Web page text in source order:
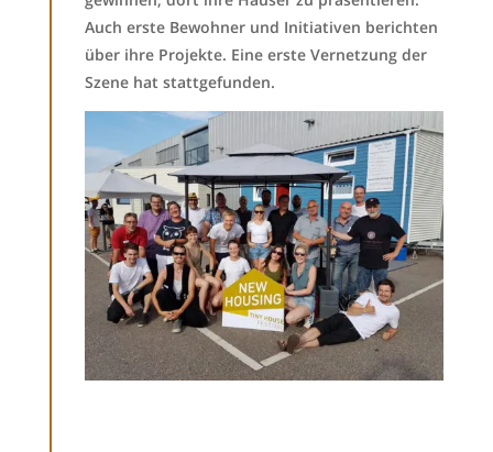
Auch erste Bewohner und Initiativen berichten
über ihre Projekte. Eine erste Vernetzung der
Szene hat stattgefunden.